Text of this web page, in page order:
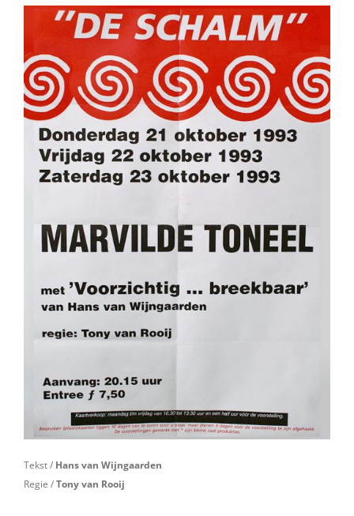
Tekst / Hans van Wijngaarden
Regie /Tony van Rooij